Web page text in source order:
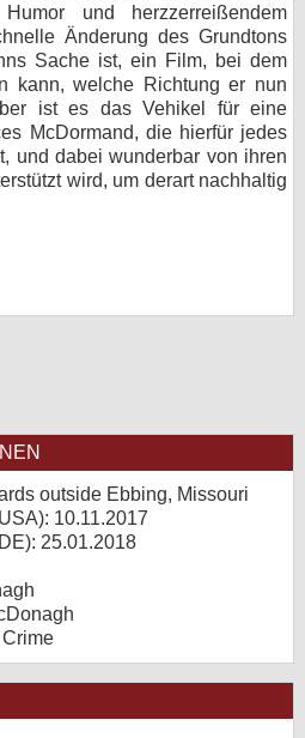
und herzzerreißendem
Änderung des Grundtons
Sache ist, ein Film, bei dem
kann, welche Richtung er nun
ist es das Vehikel für eine
McDormand, die hierfür jedes
und dabei wunderbar von ihren
wird, um derart nachhaltig
outside Ebbing, Missouri
10.11.2017
DE): 25.01.2018